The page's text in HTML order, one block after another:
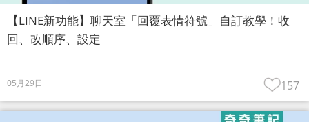
【LINE新功能】聊天室「回覆表情符號」自訂教學！收
回、改順序、設定
05月29日 157